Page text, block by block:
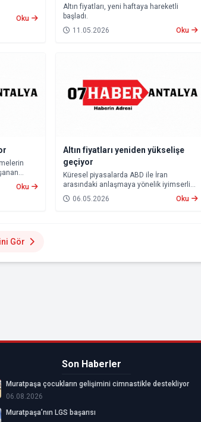
Oku
Altın fiyatları, yeni haftaya hareketli
başladı.
11.05.2026
Oku
Oku
Altın fiyatları yeniden yükselişe
geçiyor
Küresel piyasalarda ABD ile İran
arasındaki anlaşmaya yönelik iyimserlik,
altın fiyatlarında yukarı yönlü hareketi
beraberinde getirdi.
06.05.2026 Oku
Gör
Son Haberler
Muratpaşa çocukların gelişimini cimnastikle destekliyor
06.08.2026
Muratpaşa’nın LGS başarısı